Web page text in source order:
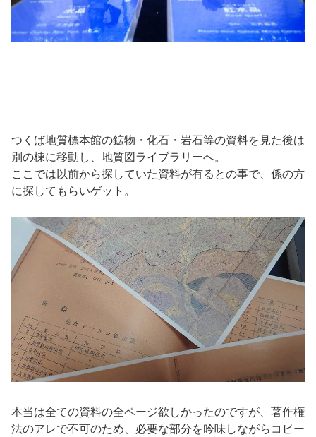
つくば地質標本館の鉱物・化石・岩石等の資料を見た後は
別の棟に移動し、地質図ライブラリーへ。
ここでは以前から探していた資料が有るとの事で、係の方
に探してもらいゲット。
本当は全ての資料の全ページ欲しかったのですが、著作権
法のアレで不可のため、必要な部分を吟味しながらコピー